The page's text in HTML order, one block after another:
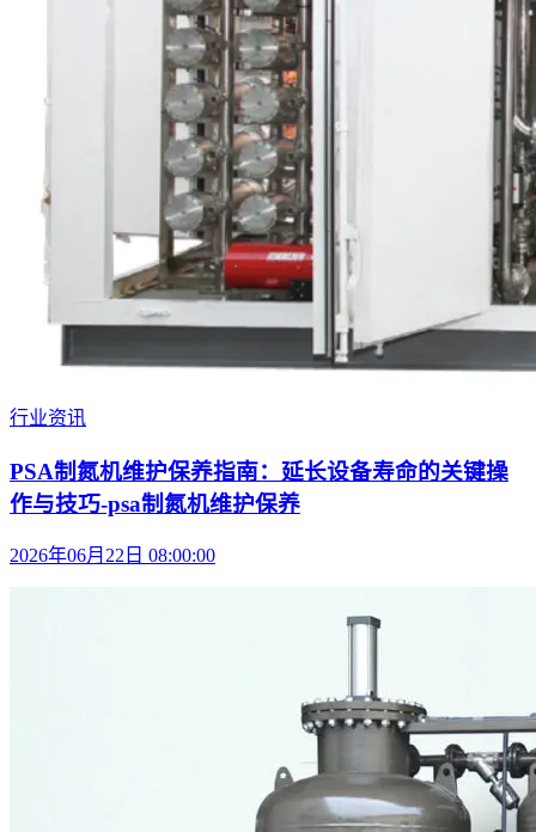
行业资讯
PSA制氮机维护保养指南：延长设备寿命的关键操
作与技巧-psa制氮机维护保养
2026年06月22日 08:00:00